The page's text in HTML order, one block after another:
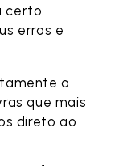
certo.
erros e
o
que mais
direto ao